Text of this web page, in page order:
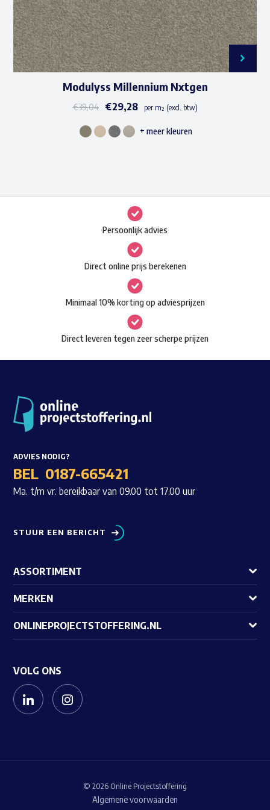
productpagina
Modulyss Millennium Nxtgen
€39,04 €29,28 per m² (excl. btw)
variaties.
Deze
optie
kan
gekozen
worden
op
de
productpagina
+ meer kleuren
Persoonlijk advies
Direct online prijs berekenen
Minimaal 10% korting op adviesprijzen
Direct leveren tegen zeer scherpe prijzen
ADVIES NODIG?
BEL 0187-665421
Ma. t/m vr. bereikbaar van 09.00 tot 17.00 uur
STUUR EEN BERICHT
ASSORTIMENT
MERKEN
ONLINEPROJECTSTOFFERING.NL
VOLG ONS
© 2026 Online Projectstoffering
Algemene voorwaarden